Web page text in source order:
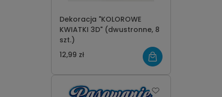
Dekoracja "KOLOROWE
KWIATKI 3D" (dwustronne, 8
szt.)
12,99 zł